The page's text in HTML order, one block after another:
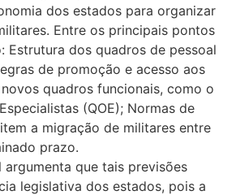
dos estados para organizar
Entre os principais pontos
Estrutura dos quadros de pessoal
de promoção e acesso aos
quadros funcionais, como o
(QOE); Normas de
a migração de militares entre
prazo.
argumenta que tais previsões
legislativa dos estados, pois a